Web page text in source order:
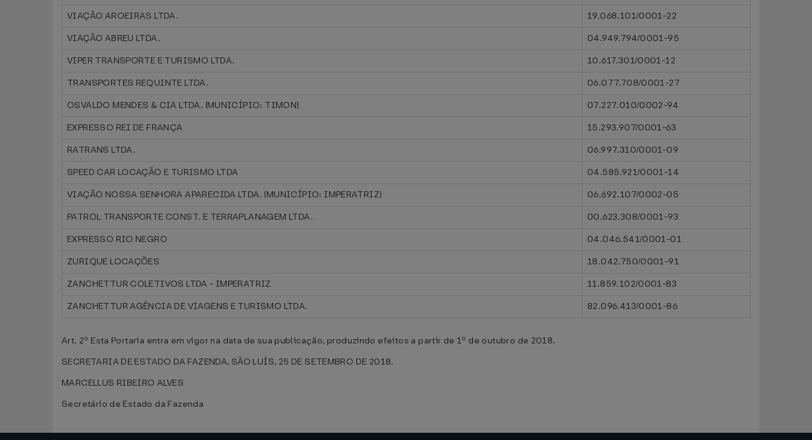
VIAÇÃO AROEIRAS LTDA.
19.068.101/0001-22
VIAÇÃO ABREU LTDA.
04.949.794/0001-95
VIPER TRANSPORTE E TURISMO LTDA.
10.617.301/0001-12
TRANSPORTES REQUINTE LTDA.
06.077.708/0001-27
OSVALDO MENDES & CIA LTDA. (MUNICÍPIO: TIMON)
07.227.010/0002-94
EXPRESSO REI DE FRANÇA
15.293.907/0001-63
RATRANS LTDA.
06.997.310/0001-09
SPEED CAR LOCAÇÃO E TURISMO LTDA
04.585.921/0001-14
VIAÇÃO NOSSA SENHORA APARECIDA LTDA. (MUNICÍPIO: IMPERATRIZ)
06.692.107/0002-05
PATROL TRANSPORTE CONST. E TERRAPLANAGEM LTDA.
00.623.308/0001-93
EXPRESSO RIO NEGRO
04.046.541/0001-01
ZURIQUE LOCAÇÕES
18.042.750/0001-91
ZANCHETTUR COLETIVOS LTDA - IMPERATRIZ
11.859.102/0001-83
ZANCHETTUR AGÊNCIA DE VIAGENS E TURISMO LTDA.
82.096.413/0001-86
Art. 2º Esta Portaria entra em vigor na data de sua publicação, produzindo efeitos a partir de 1º de outubro de 2018.
SECRETARIA DE ESTADO DA FAZENDA, SÃO LUÍS, 25 DE SETEMBRO DE 2018.
MARCELLUS RIBEIRO ALVES
Secretário de Estado da Fazenda